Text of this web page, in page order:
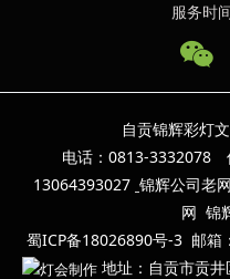
服务时
自贡锦辉彩灯
电话：0813-3332078
13064393027 锦辉公司老
网 锦
蜀ICP备18026890号-3 邮箱
地址：自贡市贡